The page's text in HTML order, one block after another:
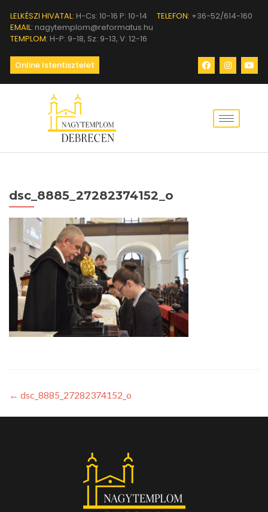
LELKÉSZI HIVATAL: H-Cs: 10-16 P: 10-14 TELEFON: +36-52/614-160
EMAIL: nagytemplom@reformatus.hu
TEMPLOM: H-P: 9-18, Sz: 9-13, V: 12-16
Online Istentisztelet
dsc_8885_27282374152_o
← dsc_8885_27282374152_o